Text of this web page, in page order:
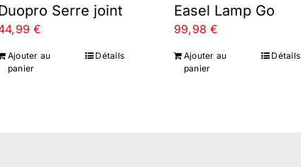
Serre joint
€
Ajouter au
panier
Détails
Easel Lamp Go
99,98€
Ajouter au
panier
Détails